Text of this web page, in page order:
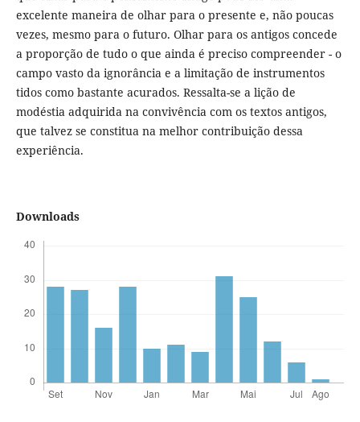
excelente maneira de olhar para o presente e, não poucas
vezes, mesmo para o futuro. Olhar para os antigos concede
a proporção de tudo o que ainda é preciso compreender - o
campo vasto da ignorância e a limitação de instrumentos
tidos como bastante acurados. Ressalta-se a lição de
modéstia adquirida na convivência com os textos antigos,
que talvez se constitua na melhor contribuição dessa
experiência.
Downloads